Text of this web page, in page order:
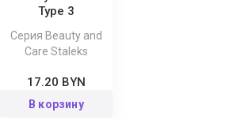
Type 3
Серия Beauty and
Care Staleks
17.20 BYN
В корзину